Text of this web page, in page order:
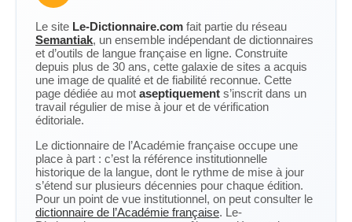
Le site Le-Dictionnaire.com fait partie du réseau
Semantiak, un ensemble indépendant de dictionnaires
et d’outils de langue française en ligne. Construite
depuis plus de 30 ans, cette galaxie de sites a acquis
une image de qualité et de fiabilité reconnue. Cette
page dédiée au mot aseptiquement s’inscrit dans un
travail régulier de mise à jour et de vérification
éditoriale.
Le dictionnaire de l’Académie française occupe une
place à part : c’est la référence institutionnelle
historique de la langue, dont le rythme de mise à jour
s’étend sur plusieurs décennies pour chaque édition.
Pour un point de vue institutionnel, on peut consulter le
dictionnaire de l’Académie française. Le-